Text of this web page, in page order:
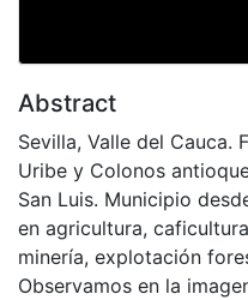
Abstract
Sevilla, Valle del Cauca.
Uribe y Colonos
San Luis. Municipio
en agricultura,
minería, explotación
Observamos en la